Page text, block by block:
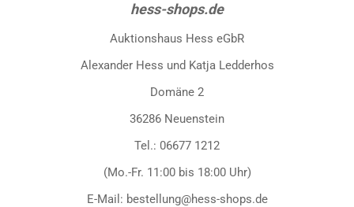
hess-shops.de
Auktionshaus Hess eGbR
Alexander Hess und Katja Ledderhos
Domäne 2
36286 Neuenstein
Tel.: 06677 1212
(Mo.-Fr. 11:00 bis 18:00 Uhr)
E-Mail: bestellung@hess-shops.de